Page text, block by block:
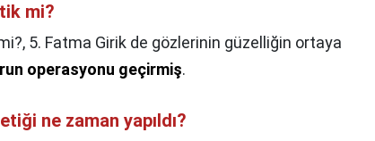
mi?
5. Fatma Girik de gözlerinin güzelliğin ortaya
operasyonu geçirmiş.
ne zaman yapıldı?